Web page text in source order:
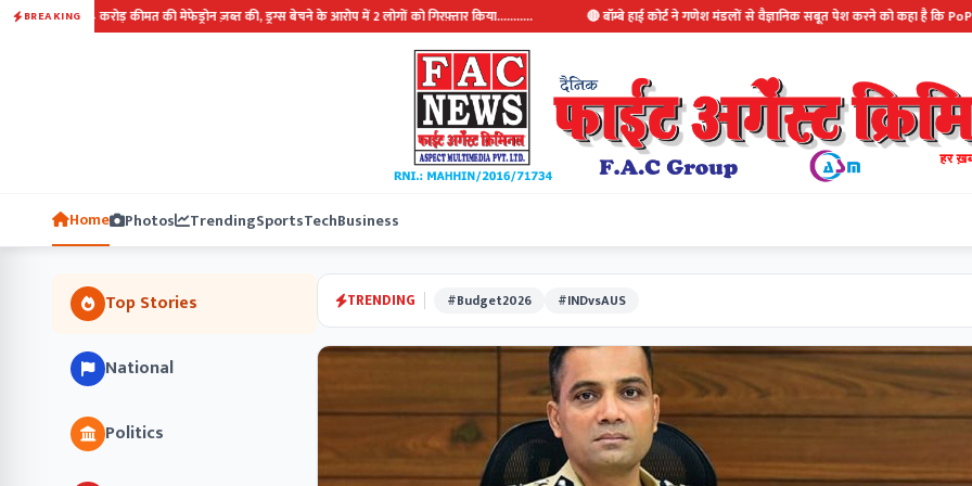
BREAKING
कीमत की मेफेड्रोन ज़ब्त की, ड्रग्स बेचने के आरोप में 2 लोगों को गिरफ़्तार किया........... 🔴 बॉम्बे हाई कोर्ट ने गणेश मंडलों से वैज्ञानिक सबूत पेश करने को कहा है कि PoP से जल निकायों
Home Photos TrendingSportsTechBusiness
Top Stories
National
Politics
TRENDING #Budget2026 #INDvsAUS